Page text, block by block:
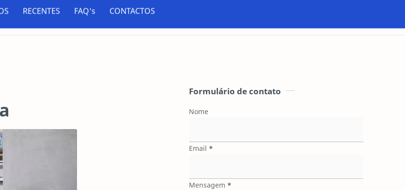
Climatização e Energias Renováveis
RECENTES FAQ's CONTACTOS
Formulário de contato
Nome
Email *
Mensagem *